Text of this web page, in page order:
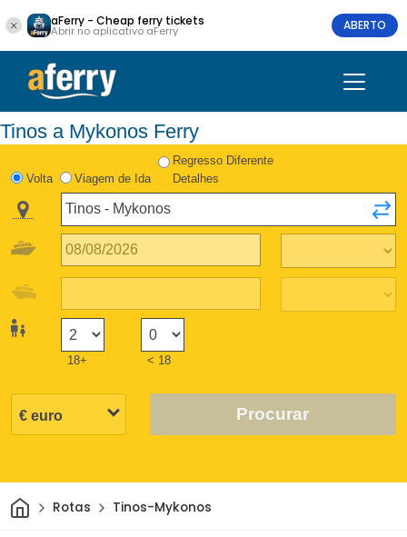
aFerry - Cheap ferry tickets
Abrir no aplicativo aFerry ABERTO
Tinos a Mykonos Ferry
Volta Viagem de Ida
Regresso Diferente
Detalhes
18+ < 18
Procurar
CasaRotas Tinos-Mykonos